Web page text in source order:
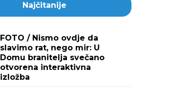
Najčitanije
FOTO / Nismo ovdje da
slavimo rat, nego mir: U
Domu branitelja svečano
otvorena interaktivna
izložba